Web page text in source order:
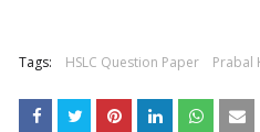
Tags: HSLC Question Paper Prabal